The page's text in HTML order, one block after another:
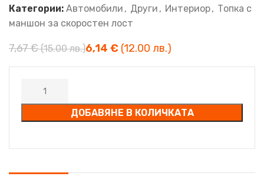
Категории: Автомобили , Други , Интериор, Топка с
маншон за скоростен лост
7,67€ 6,14 €
ДОБАВЯНЕ В КОЛИЧКАТА